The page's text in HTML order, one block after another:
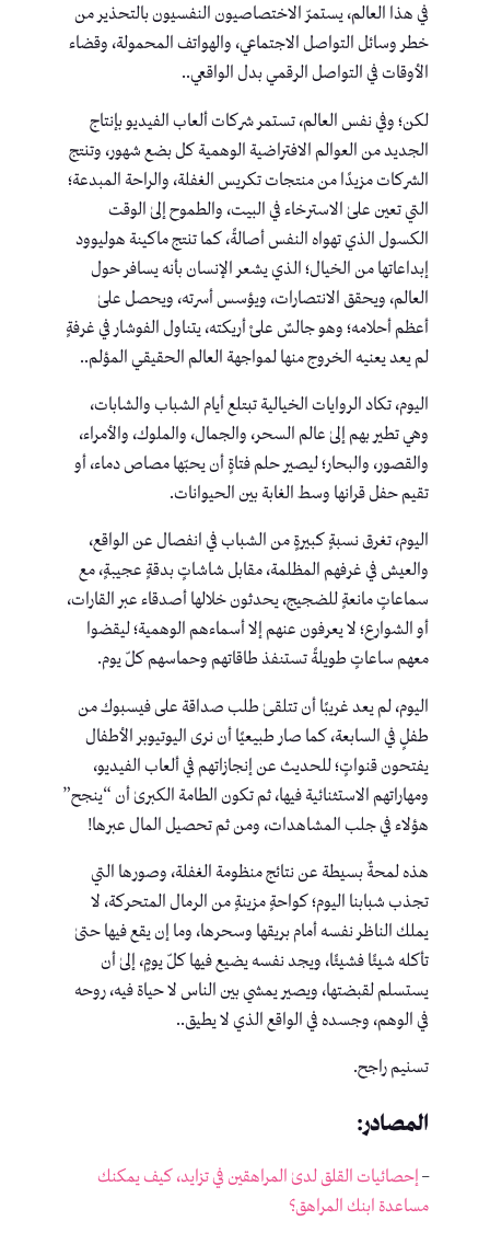
في هذا العالم، يستمرّ الاختصاصيون النفسيون بالتحذير من
خطر وسائل التواصل الاجتماعي، والهواتف المحمولة، وقضاء
الأوقات في التواصل الرقمي بدل الواقعي..
لكن؛ وفي نفس العالم، تستمر شركات ألعاب الفيديو بإنتاج
الجديد من العوالم الافتراضية الوهمية كل بضع شهور، وتنتج
الشركات مزيدًا من منتجات تكريس الغفلة، والراحة المبدعة؛
التي تعين علىٰ الاسترخاء في البيت، والطموح إلىٰ الوقت
الكسول الذي تهواه النفس أصالةً، كما تنتج ماكينة هوليوود
إبداعاتها من الخيال؛ الذي يشعر الإنسان بأنه يسافر حول
العالم، ويحقق الانتصارات، ويؤسس أسرته، ويحصل علىٰ
أعظم أحلامه؛ وهو جالسٌ علىْ أريكته، يتناول الفوشار في غرفةٍ
لم يعد يعنيه الخروج منها لمواجهة العالم الحقيقي المؤلم..
اليوم، تكاد الروايات الخيالية تبتلع أيام الشباب والشابات،
وهي تطير بهم إلىٰ عالم السحر، والجمال، والملوك، والأمراء،
والقصور، والبحار؛ ليصير حلم فتاةٍ أن يحبّها مصاص دماء، أو
تقيم حفل قرانها وسط الغابة بين الحيوانات.
اليوم، تغرق نسبةٍ كبيرةٍ من الشباب في انفصال عن الواقع،
والعيش في غرفهم المظلمة، مقابل شاشاتٍ بدقةٍ عجيبةٍ، مع
سماعاتٍ مانعةٍ للضجيج، يحدثون خلالها أصدقاء عبر القارات،
أو الشوارع؛ لا يعرفون عنهم إلا أسماءهم الوهمية؛ ليقضوا
معهم ساعاتٍ طويلةً تستنفذ طاقاتهم وحماسهم كلّ يوم.
اليوم، لم يعد غريبًا أن تتلقىٰ طلب صداقة على فيسبوك من
طفلٍ في السابعة، كما صار طبيعيًا أن نرى اليوتيوبر الأطفال
يفتحون قنواتٍ؛ للحديث عن إنجازاتهم في ألعاب الفيديو،
ومهاراتهم الاستثنائية فيها، ثم تكون الطامة الكبرىٰ أن “ينجح”
هؤلاء في جلب المشاهدات، ومن ثم تحصيل المال عبرها!
هذه لمحةٌ بسيطة عن نتائج منظومة الغفلة، وصورها التي
تجذب شبابنا اليوم؛ كواحةٍ مزينةٍ من الرمال المتحركة، لا
يملك الناظر نفسه أمام بريقها وسحرها، وما إن يقع فيها حتىٰ
تأكله شيئًا فشيئًا، ويجد نفسه يضيع فيها كلّ يومٍ، إلىٰ أن
يستسلم لقبضتها، ويصير يمشي بين الناس لا حياة فيه، روحه
في الوهم، وجسده في الواقع الذي لا يطيق..
تسنيم راجح.
المصادر:
– إحصائيات القلق لدىٰ المراهقين في تزايد، كيف يمكنك
مساعدة ابنك المراهق؟